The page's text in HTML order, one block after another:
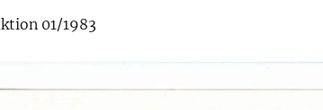
01/1983